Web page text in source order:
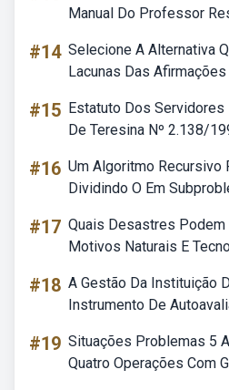
Manual Do Professor
#14 Selecione A Alternativa
Lacunas Das
#15 Estatuto Dos
De Teresina Nº 2.138/
#16 Um Algoritmo Recursivo
Dividindo O Em
#17 Quais Desastres Podem
Motivos Naturais E
#18 A Gestão Da Instituição
Instrumento De
#19 Situações Problemas 5
Quatro Operações Com